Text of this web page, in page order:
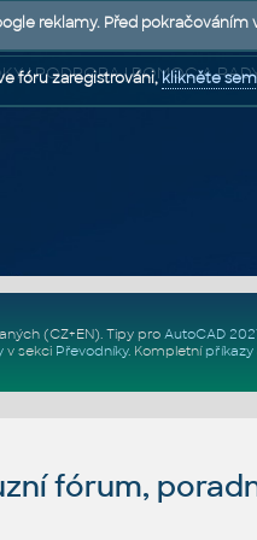
| PODPORA | POMOC A
(CZ+EN). Tipy pro AutoCAD
v sekci Převodníky. Kompletní příkazy
fórum,
reklamy. Před
fóru zaregistrováni,klikněte